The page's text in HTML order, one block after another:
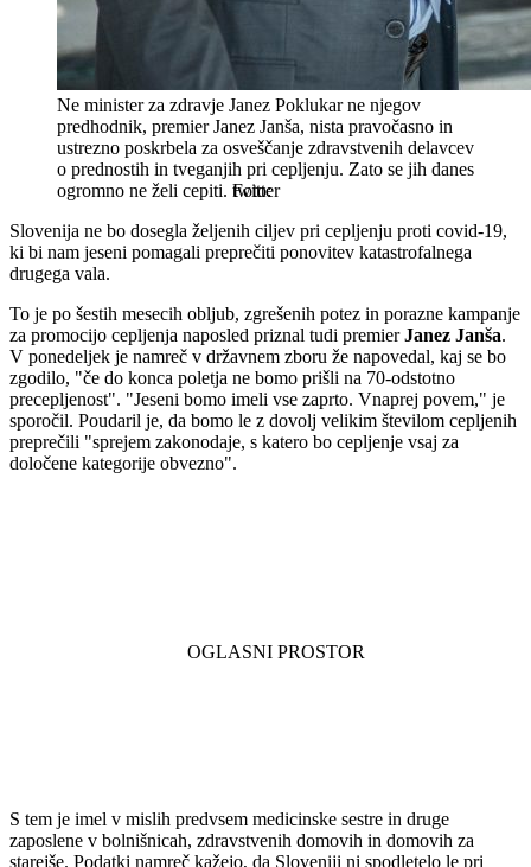
Ne minister za zdravje Janez Poklukar ne njegov
predhodnik, premier Janez Janša, nista pravočasno in
ustrezno poskrbela za osveščanje zdravstvenih delavcev
o prednostih in tveganjih pri cepljenju. Zato se jih danes
ogromno ne želi cepiti. twitter
Slovenija ne bo dosegla željenih ciljev pri cepljenju proti covid-19,
ki bi nam jeseni pomagali preprečiti ponovitev katastrofalnega
drugega vala.
To je po šestih mesecih obljub, zgrešenih potez in porazne kampanje
za promocijo cepljenja naposled priznal tudi premierJanez Janša.
V ponedeljek je namreč v državnem zboru že napovedal, kaj se bo
zgodilo, "če do konca poletja ne bomo prišli na 70-odstotno
precepljenost". "Jeseni bomo imeli vse zaprto. Vnaprej povem," je
sporočil. Poudaril je, da bomo le z dovolj velikim številom cepljenih
preprečili "sprejem zakonodaje, s katero bo cepljenje vsaj za
določene kategorije obvezno".
S tem je imel v mislih predvsem medicinske sestre in druge
zaposlene v bolnišnicah, zdravstvenih domovih in domovih za
starejše. Podatki namreč kažejo, da Sloveniji ni spodletelo le pri